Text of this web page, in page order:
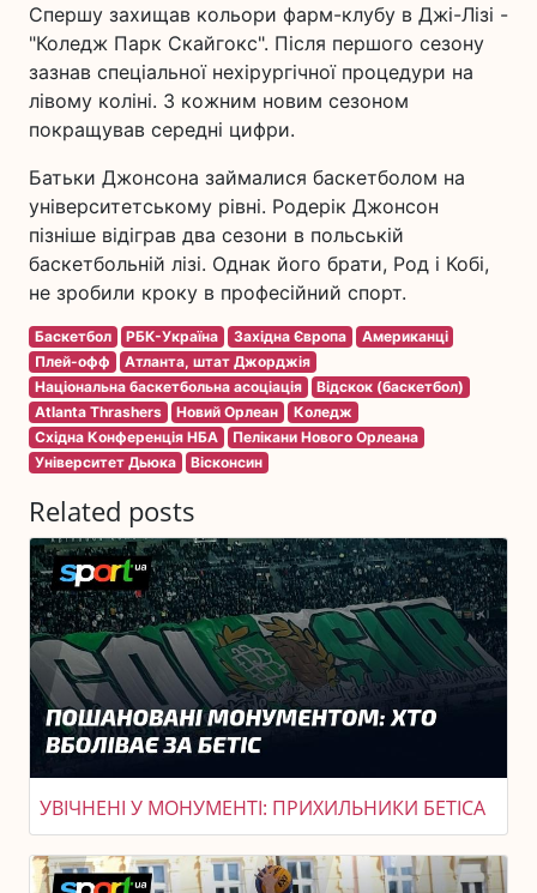
Спершу захищав кольори фарм-клубу в Джі-Лізі -
"Коледж Парк Скайгокс". Після першого сезону
зазнав спеціальної нехірургічної процедури на
лівому коліні. З кожним новим сезоном
покращував середні цифри.
Батьки Джонсона займалися баскетболом на
університетському рівні. Родерік Джонсон
пізніше відіграв два сезони в польській
баскетбольній лізі. Однак його брати, Род і Кобі,
не зробили кроку в професійний спорт.
Баскетбол РБК-Україна Західна Європа
Американці
Плей-офф
Атланта, штат Джорджія
Національна баскетбольна асоціація
Відскок (баскетбол)
Atlanta Thrashers
Новий Орлеан
Коледж
Східна Конференція НБА
Пелікани Нового Орлеана
Університет Дьюка
Вісконсин
Related posts
УВІЧНЕНІ У МОНУМЕНТІ: ПРИХИЛЬНИКИ БЕТІСА